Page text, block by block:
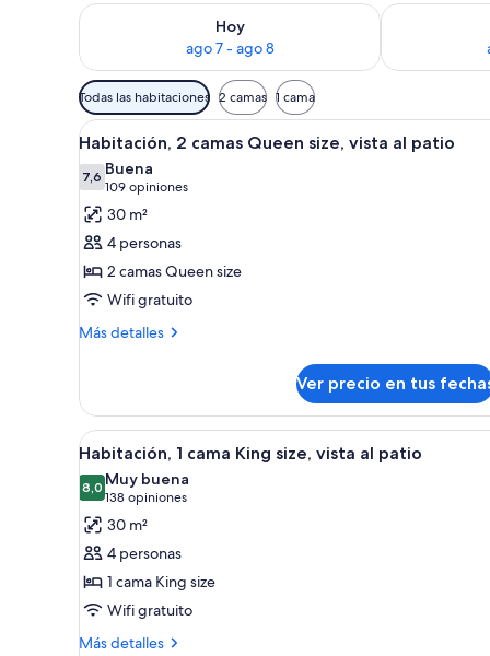
Hoy
ago 7 - ago 8
Consulta la disponibilidad para hoy ago 7 - ago 8
Consulta la
Filtros
disponibles
para
las
habitaciones
Todas las habitaciones 2 camas 1 cama
Ver
todas
las
fotos
de
Habitación,
2
camas
Queen
al
patio
Habitación de hotel con dos
3
Habitación, 2 camas Queen size, vista al patio
7,67,6 de 10
Buena
109 opiniones
(109
opiniones)
30 m²
4 personas
2 camas Queen size
Wifi gratuito
Más detalles
Más
2
camas
Queen
size,
vista
patio
Ver precio en tus
Ver
todas
las
fotos
de
Habitación,
1
cama
King
Una habitación de hotel con
4
Habitación, 1 cama King size, vista al patio
8,08,0 de 10
Muy buena
138 opiniones
(138
opiniones)
30 m²
4 personas
1 cama King size
Wifi gratuito
Más detalles
Más